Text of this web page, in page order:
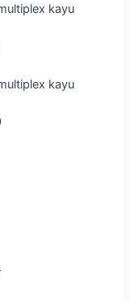
kayu
kayu